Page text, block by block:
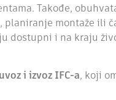
Takođe,
montaže ili
dostupni i na kraju
uvoz i izvoz IFC-a, koji